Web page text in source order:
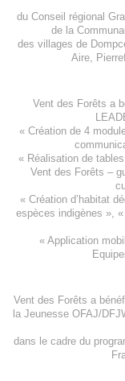
du Conseil régional
de la
des villages de
Aire,
Vent des Forêts a
« Création de 4
« Réalisation de
Vent des Forêts –
« Création d’habitat
espèces indigènes », «
« Application
Vent des Forêts a
la Jeunesse OFAJ/
dans le cadre du